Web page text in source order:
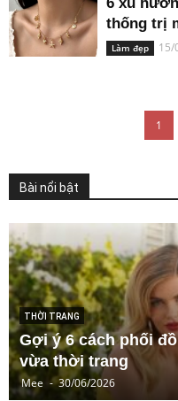
thống trị
Làm đẹp 15/
1
Bài nổi bật
LÀM ĐẸP
7 kiểu tóc mùa hè
giúp bạn luôn xinh
Mee - 30/06/2026